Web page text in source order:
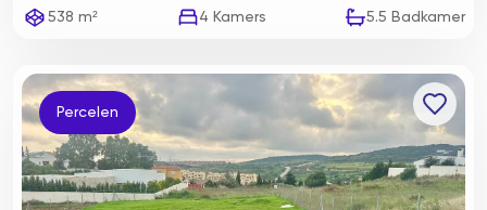
538 m² 4 Kamers 5.5 Badkamer
Percelen